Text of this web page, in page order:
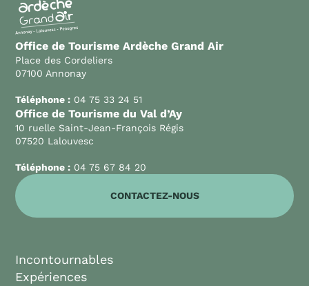
Office de Tourisme Ardèche Grand Air
Place des Cordeliers
07100 Annonay
Téléphone : 04 75 33 24 51
Office de Tourisme du Val d’Ay
10 ruelle Saint-Jean-François Régis
07520 Lalouvesc
Téléphone : 04 75 67 84 20
CONTACTEZ-NOUS
Incontournables
Expériences